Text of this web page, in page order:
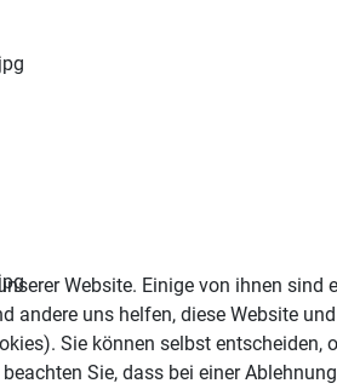
Website. Einige von ihnen sind
andere uns helfen, diese Website
Sie können selbst entscheiden,
Sie, dass bei einer